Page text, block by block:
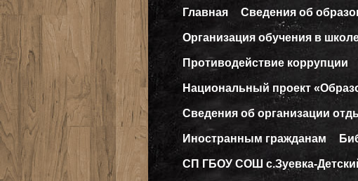
Главная Сведения об
Организация обучения в
Противодействие коррупции
Национальный проект
Сведения об организации
Иностранным гражданам
СП ГБОУ СОШ с.Зуевка-